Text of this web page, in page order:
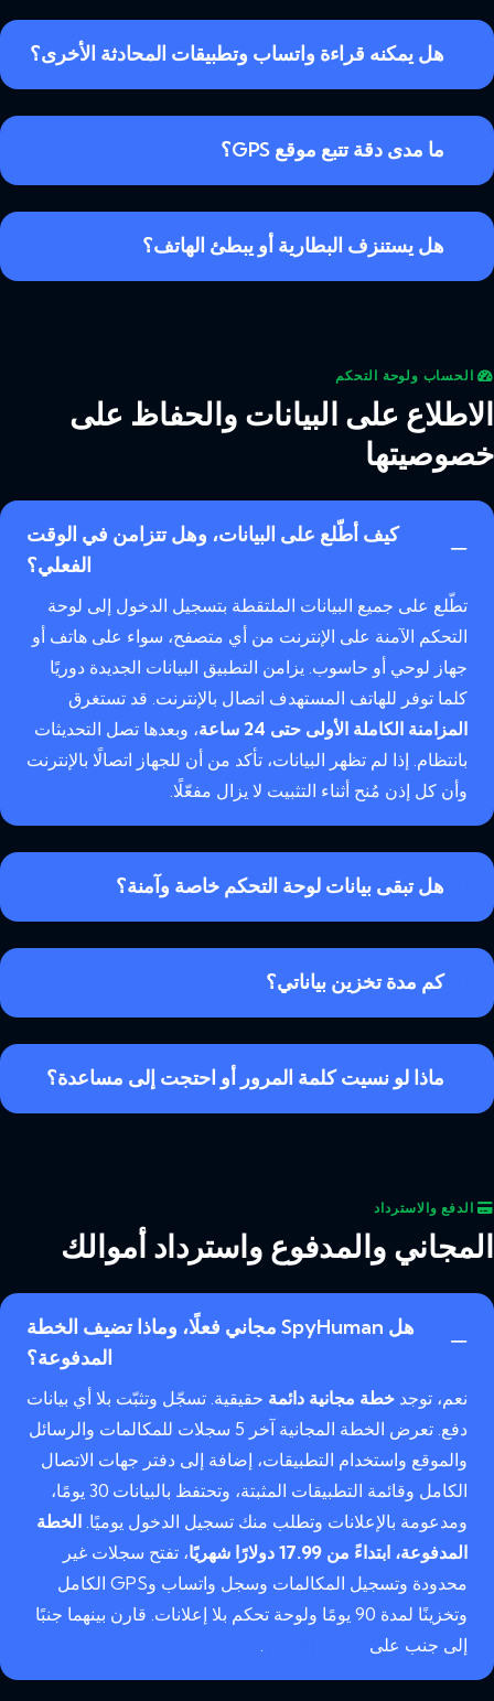
هل يمكنه قراءة واتساب وتطبيقات المحادثة الأخرى؟
ما مدى دقة تتبع موقع GPS؟
هل يستنزف البطارية أو يبطئ الهاتف؟
الحساب ولوحة التحكم
الاطلاع على البيانات والحفاظ على
خصوصيتها
كيف أطّلع على البيانات، وهل تتزامن في الوقت
الفعلي؟
تطّلع على جميع البيانات الملتقطة بتسجيل الدخول إلى لوحة
التحكم الآمنة على الإنترنت من أي متصفح، سواء على هاتف أو
جهاز لوحي أو حاسوب. يزامن التطبيق البيانات الجديدة دوريًا
كلما توفر للهاتف المستهدف اتصال بالإنترنت. قد تستغرق
المزامنة الكاملة الأولى حتى 24 ساعة
، وبعدها تصل التحديثات
بانتظام. إذا لم تظهر البيانات، تأكد من أن للجهاز اتصالًا بالإنترنت
وأن كل إذن مُنح أثناء التثبيت لا يزال مفعّلًا.
هل تبقى بيانات لوحة التحكم خاصة وآمنة؟
كم مدة تخزين بياناتي؟
ماذا لو نسيت كلمة المرور أو احتجت إلى مساعدة؟
الدفع والاسترداد
المجاني والمدفوع واسترداد أموالك
هل SpyHuman مجاني فعلًا، وماذا تضيف الخطة
المدفوعة؟
نعم، توجد خطة مجانية دائمة حقيقية. تسجّل وتثبّت بلا أي بيانات
دفع. تعرض الخطة المجانية آخر 5 سجلات للمكالمات والرسائل
والموقع واستخدام التطبيقات، إضافة إلى دفتر جهات الاتصال
الكامل وقائمة التطبيقات المثبتة، وتحتفظ بالبيانات 30 يومًا،
ومدعومة بالإعلانات وتطلب منك تسجيل الدخول يوميًا. الخطة
المدفوعة، ابتداءً من 17.99 دولارًا شهريًا
، تفتح سجلات غير
محدودة وتسجيل المكالمات وسجل واتساب وGPS الكامل
وتخزينًا لمدة 90 يومًا ولوحة تحكم بلا إعلانات. قارن بينهما جنبًا
إلى جنب على